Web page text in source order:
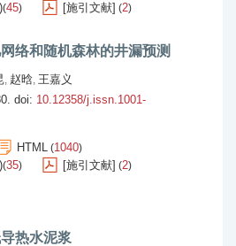
(45) [施引文献] (2)
络和随机森林的井漏预测
, 赵晗, 王嘉义
doi: 10.12358/j.issn.1001-
HTML (1040)
(35) [施引文献] (2)
热水泥浆